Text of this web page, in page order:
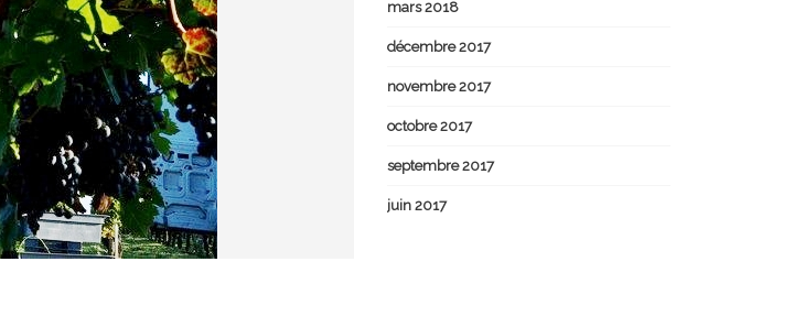
mars 2018
décembre 2017
novembre 2017
octobre 2017
septembre 2017
juin 2017